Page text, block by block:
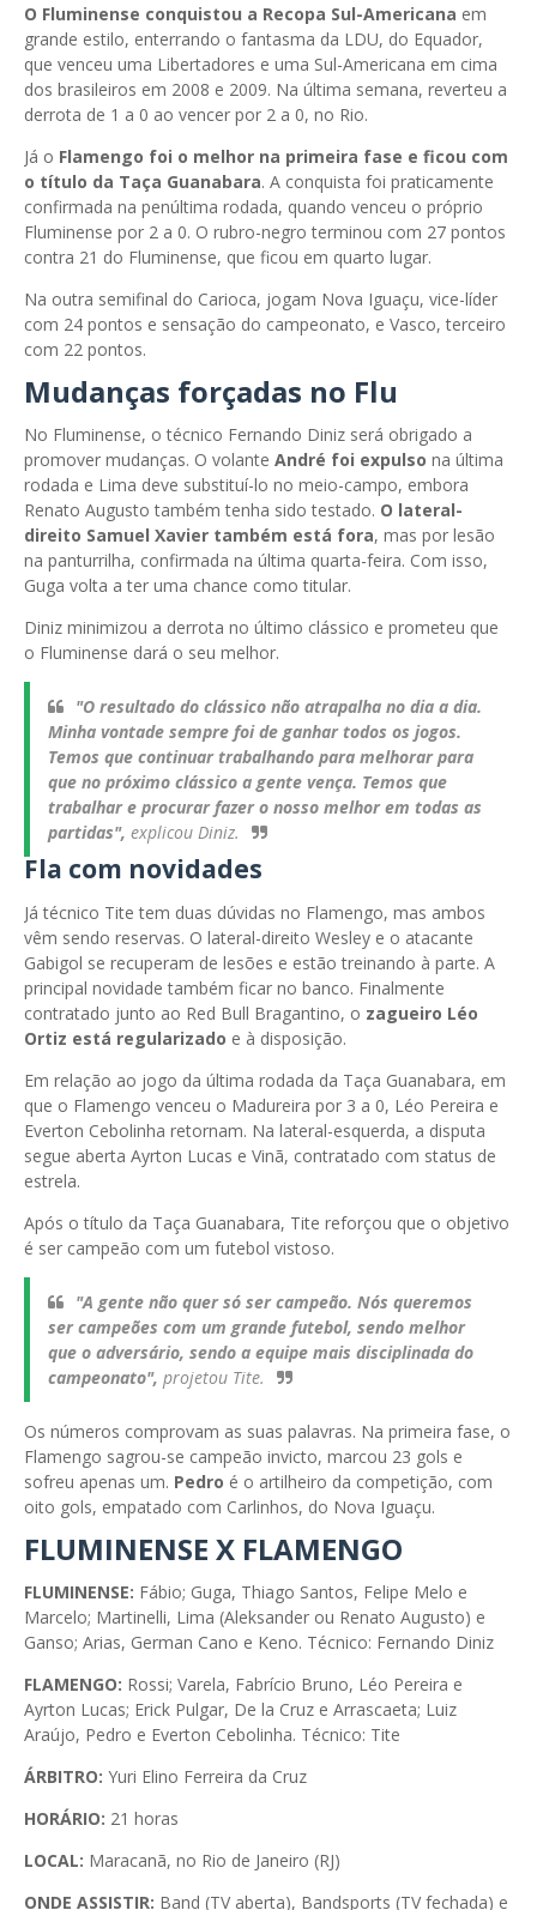
O Fluminense conquistou a Recopa Sul-Americana em
grande estilo, enterrando o fantasma da LDU, do Equador,
que venceu uma Libertadores e uma Sul-Americana em cima
dos brasileiros em 2008 e 2009. Na última semana, reverteu a
derrota de 1 a 0 ao vencer por 2 a 0, no Rio.
Já o Flamengo foi o melhor na primeira fase e ficou com
o título da Taça Guanabara. A conquista foi praticamente
confirmada na penúltima rodada, quando venceu o próprio
Fluminense por 2 a 0. O rubro-negro terminou com 27 pontos
contra 21 do Fluminense, que ficou em quarto lugar.
Na outra semifinal do Carioca, jogam Nova Iguaçu, vice-líder
com 24 pontos e sensação do campeonato, e Vasco, terceiro
com 22 pontos.
Mudanças forçadas no Flu
No Fluminense, o técnico Fernando Diniz será obrigado a
promover mudanças. O volante André foi expulso na última
rodada e Lima deve substituí-lo no meio-campo, embora
Renato Augusto também tenha sido testado. O lateral-
direito Samuel Xavier também está fora, mas por lesão
na panturrilha, confirmada na última quarta-feira. Com isso,
Guga volta a ter uma chance como titular.
Diniz minimizou a derrota no último clássico e prometeu que
o Fluminense dará o seu melhor.
"O resultado do clássico não atrapalha no dia a dia.
Minha vontade sempre foi de ganhar todos os jogos.
Temos que continuar trabalhando para melhorar para
que no próximo clássico a gente vença. Temos que
trabalhar e procurar fazer o nosso melhor em todas as
partidas", explicou Diniz.
Fla com novidades
Já técnico Tite tem duas dúvidas no Flamengo, mas ambos
vêm sendo reservas. O lateral-direito Wesley e o atacante
Gabigol se recuperam de lesões e estão treinando à parte. A
principal novidade também ficar no banco. Finalmente
contratado junto ao Red Bull Bragantino, o zagueiro Léo
Ortiz está regularizado e à disposição.
Em relação ao jogo da última rodada da Taça Guanabara, em
que o Flamengo venceu o Madureira por 3 a 0, Léo Pereira e
Everton Cebolinha retornam. Na lateral-esquerda, a disputa
segue aberta Ayrton Lucas e Vinã, contratado com status de
estrela.
Após o título da Taça Guanabara, Tite reforçou que o objetivo
é ser campeão com um futebol vistoso.
"A gente não quer só ser campeão. Nós queremos
ser campeões com um grande futebol, sendo melhor
que o adversário, sendo a equipe mais disciplinada do
campeonato", projetou Tite.
Os números comprovam as suas palavras. Na primeira fase, o
Flamengo sagrou-se campeão invicto, marcou 23 gols e
sofreu apenas um. Pedro é o artilheiro da competição, com
oito gols, empatado com Carlinhos, do Nova Iguaçu.
FLUMINENSE X FLAMENGO
FLUMINENSE: Fábio; Guga, Thiago Santos, Felipe Melo e
Marcelo; Martinelli, Lima (Aleksander ou Renato Augusto) e
Ganso; Arias, German Cano e Keno. Técnico: Fernando Diniz
FLAMENGO: Rossi; Varela, Fabrício Bruno, Léo Pereira e
Ayrton Lucas; Erick Pulgar, De la Cruz e Arrascaeta; Luiz
Araújo, Pedro e Everton Cebolinha. Técnico: Tite
ÁRBITRO: Yuri Elino Ferreira da Cruz
HORÁRIO: 21 horas
LOCAL: Maracanã, no Rio de Janeiro (RJ)
ONDE ASSISTIR: Band (TV aberta), Bandsports (TV fechada) e